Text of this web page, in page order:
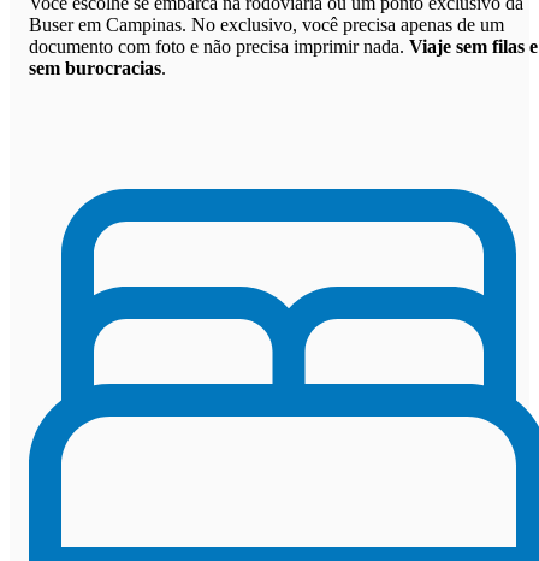
Buser em Campinas. No exclusivo, você precisa apenas de um
documento com foto e não precisa imprimir nada. Viaje sem filas e
sem burocracias.